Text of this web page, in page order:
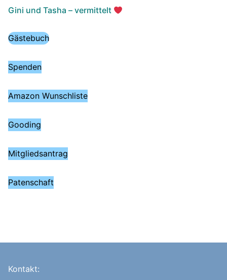
Gini und Tasha – vermittelt
Gästebuch
Spenden
Amazon Wunschliste
Gooding
Mitgliedsantrag
Patenschaft
Kontakt: